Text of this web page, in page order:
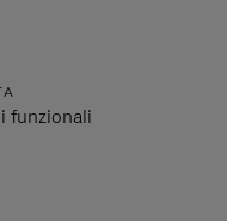
funzionali